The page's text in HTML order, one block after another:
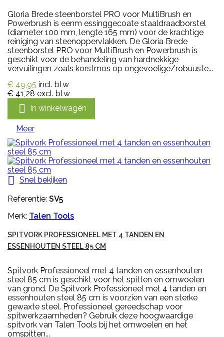
Gloria Brede steenborstel PRO voor MultiBrush en
Powerbrush is eenm essinggecoate staaldraadborstel
(diameter 100 mm, lengte 165 mm) voor de krachtige
reiniging van steenoppervlakken. De Gloria Brede
steenborstel PRO voor MultiBrush en Powerbrush is
geschikt voor de behandeling van hardnekkige
vervuilingen zoals korstmos op ongevoelige/robuuste...
€ 49,95 incl. btw
€ 41,28 excl. btw
 In winkelwagen
Meer
 Snel bekijken
Referentie: SV5
Merk: Talen Tools
SPITVORK PROFESSIONEEL MET 4 TANDEN EN
ESSENHOUTEN STEEL 85 CM
Spitvork Professioneel met 4 tanden en essenhouten
steel 85 cm is geschikt voor het spitten en omwoelen
van grond. De Spitvork Professioneel met 4 tanden en
essenhouten steel 85 cm is voorzien van een sterke
gewaxte steel. Professioneel gereedschap voor
spitwerkzaamheden? Gebruik deze hoogwaardige
spitvork van Talen Tools bij het omwoelen en het
omspitten...